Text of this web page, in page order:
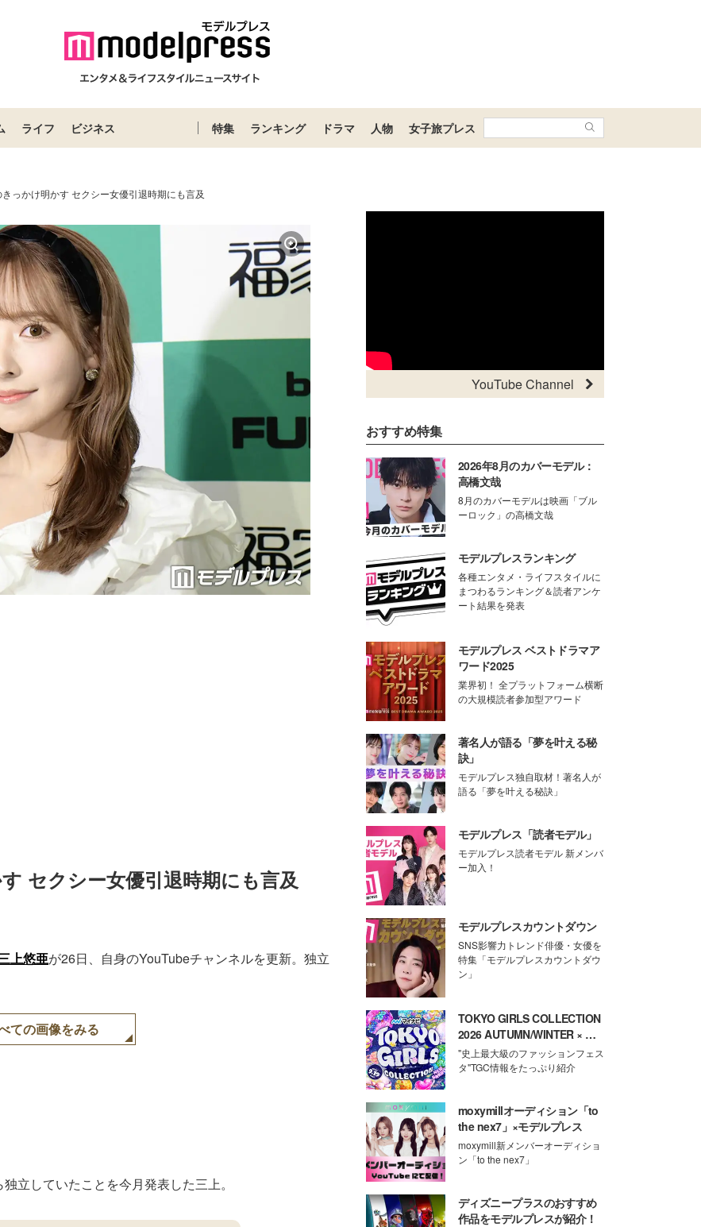
ライフ ビジネス 特集 ランキング ドラマ 人物 女子旅プレス
っかけ明かす セクシー女優引退時期にも言及
セクシー女優引退時期にも言及
上悠亜が26日、自身のYouTubeチャンネルを更新。独立
ての画像をみる
立していたことを今月発表した三上。
YouTube Channel
おすすめ特集
2026年8月のカバーモデル：
高橋文哉
8月のカバーモデルは映画「ブル
ーロック」の高橋文哉
モデルプレスランキング
各種エンタメ・ライフスタイルに
まつわるランキング＆読者アンケ
ート結果を発表
モデルプレス ベストドラマア
ワード2025
業界初！ 全プラットフォーム横断
の大規模読者参加型アワード
著名人が語る「夢を叶える秘
訣」
モデルプレス独自取材！著名人が
語る「夢を叶える秘訣」
モデルプレス「読者モデル」
モデルプレス読者モデル 新メンバ
ー加入！
モデルプレスカウントダウン
SNS影響力トレンド俳優・女優を
特集「モデルプレスカウントダウ
ン」
TOKYO GIRLS COLLECTION
2026 AUTUMN/WINTER × モ
デルプレス
"史上最大級のファッションフェス
タ"TGC情報をたっぷり紹介
moxymillオーディション「to
the nex7」×モデルプレス
moxymill新メンバーオーディショ
ン「to the nex7」
ディズニープラスのおすすめ
作品をモデルプレスが紹介！